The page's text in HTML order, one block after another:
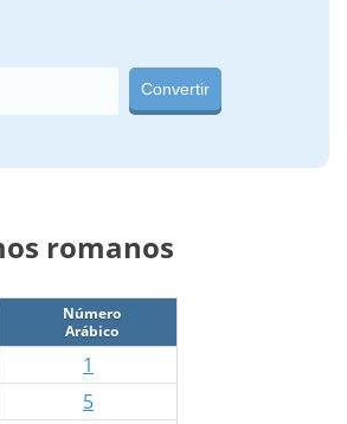
Convertir
romanos
Número
Arábico
1
5